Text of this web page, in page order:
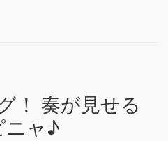
！ 奏が見せる
ニャ♪